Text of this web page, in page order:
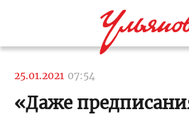
25.01.2021 07:54
«Даже